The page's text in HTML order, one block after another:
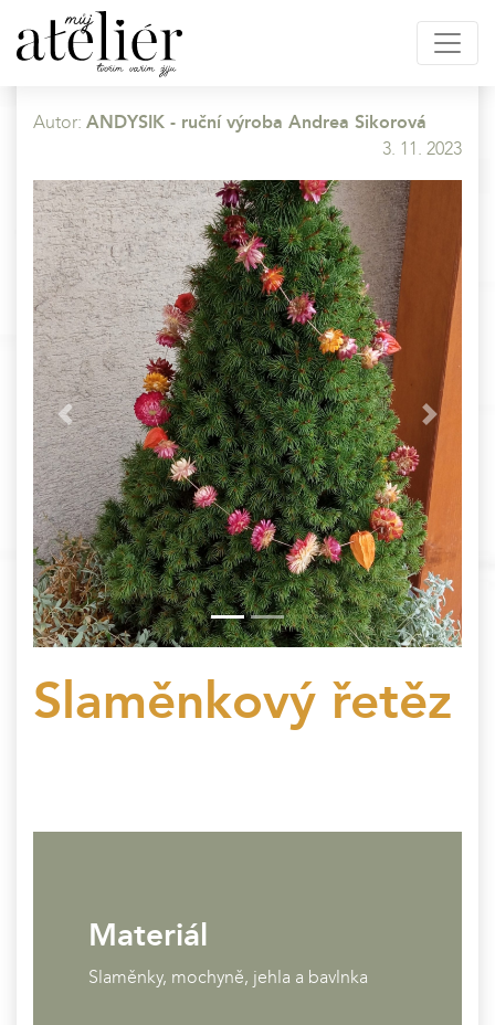
Autor: ANDYSIK - ruční výroba Andrea Sikorová
3. 11. 2023
Previous Next
Slaměnkový řetěz
Materiál
Slaměnky, mochyně, jehla a bavlnka